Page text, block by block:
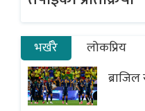
भर्खरै
लोकप्रिय